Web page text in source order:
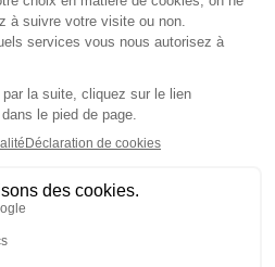
en toute sérénité
exclusives : nous nous
de tout. Il ne vous reste plus
!
léger
de voyage personnalisé